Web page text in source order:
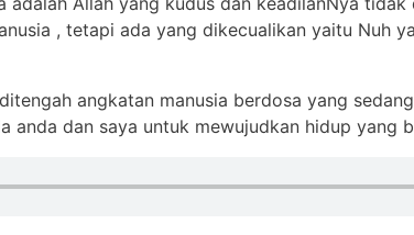
, tetapi ada yang dikecualikan yaitu Nuh
angkatan manusia berdosa yang
anda dan saya untuk mewujudkan hidup yang